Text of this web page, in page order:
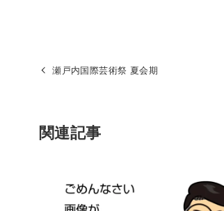
瀬戸内国際芸術祭 夏会期
関連記事